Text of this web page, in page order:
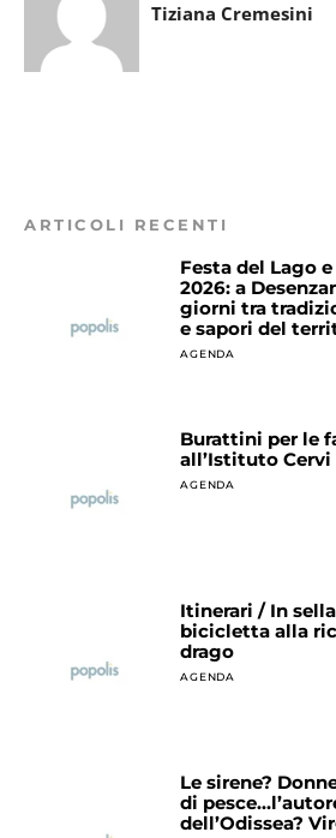
Tiziana Cremesini
ARTICOLI RECENTI
Festa del Lago
2026: a
giorni tra
e sapori del
AGENDA
Burattini per le
all’Istituto Cervi
AGENDA
Itinerari / In
bicicletta alla
drago
AGENDA
Le sirene?
di
dell’Odissea?